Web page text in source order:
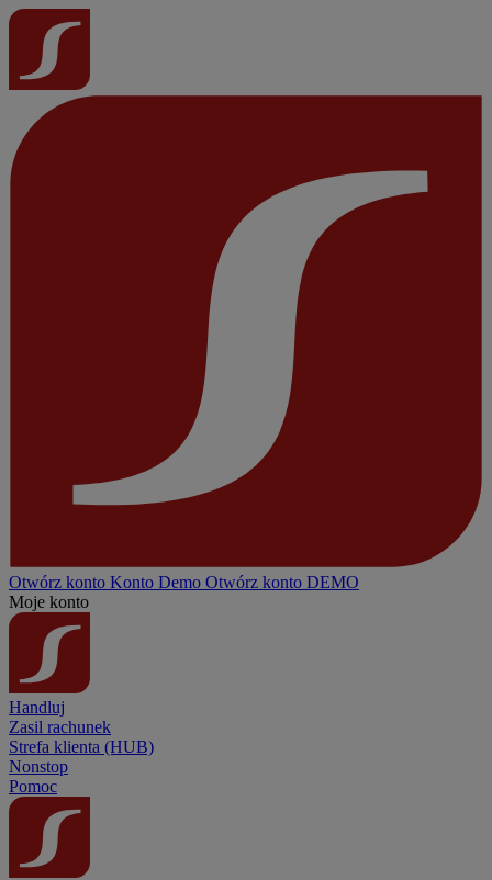
Otwórz konto Konto Demo Otwórz konto DEMO
Moje konto
Handluj
Zasil rachunek
Strefa klienta (HUB)
Nonstop
Pomoc